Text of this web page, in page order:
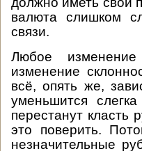
валюта слишком
связи.
Любое
изменение
всё, опять же,
уменьшится
перестанут класть
это поверить.
незначительные